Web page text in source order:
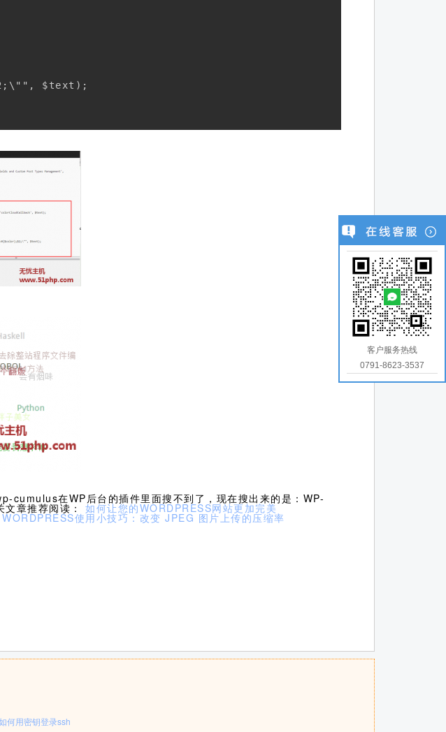
$text);
cumulus在WP后台的插件里面搜不到了，现在搜出来的是：WP-
章推荐阅读： 如何让您的WORDPRESS网站更加完美
WORDPRESS使用小技巧：改变 JPEG 图片上传的压缩率
何用密钥登录ssh
客户服务热线
0791-8623-3537